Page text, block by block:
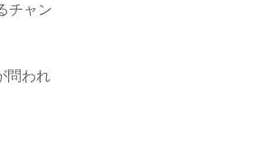
チャン
問われ